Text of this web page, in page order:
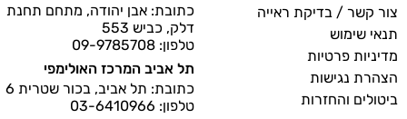
צור קשר / בדיקת ראייה
תנאי שימוש
מדיניות פרטיות
הצהרת נגישות
ביטולים והחזרות
כתובת: אבן יהודה, מתחם תחנת
דלק, כביש 553
טלפון: 09-9785708
תל אביב המרכז האולימפי
כתובת: תל אביב, בכור שטרית 6
טלפון: 03-6410966